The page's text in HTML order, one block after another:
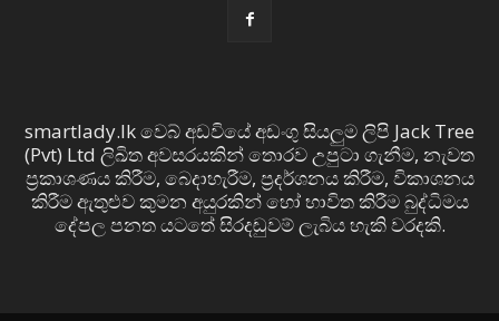
smartlady.lk වෙබ් අඩවියේ අඩංගු සියලුම ලිපි Jack Tree
(Pvt) Ltd ලිඛිත අවසරයකින් තොරව උපුටා ගැනීම, නැවත
ප්‍රකාශණය කිරීම, බෙදාහැරීම, ප්‍රදර්ශනය කිරීම, විකාශනය
කිරීම ඇතුළුව කුමන අයුරකින් හෝ භාවිත කිරීම බුද්ධිමය
දේපල පනත යටතේ සිරදඬුවම් ලැබිය හැකි වරදකි.